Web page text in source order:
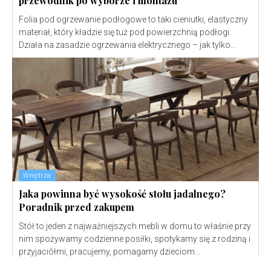
Folia pod ogrzewanie podłogowe to taki cieniutki, elastyczny
materiał, który kładzie się tuż pod powierzchnią podłogi.
Działa na zasadzie ogrzewania elektrycznego – jak tylko...
Wnętrza
Jaka powinna być wysokość stołu jadalnego?
Poradnik przed zakupem
Stół to jeden z najważniejszych mebli w domu to właśnie przy
nim spożywamy codzienne posiłki, spotykamy się z rodziną i
przyjaciółmi, pracujemy, pomagamy dzieciom...